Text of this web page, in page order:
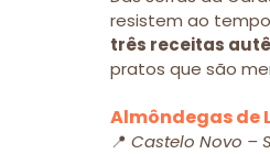
resistem ao
três receitas
pratos que são
Almôndegas de
📍 Castelo Novo –